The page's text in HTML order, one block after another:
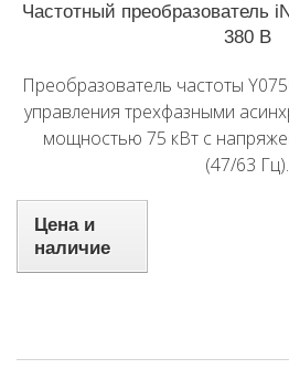
Частотный преобразователь
380 В
Преобразователь частоты
управления трехфазными
мощностью 75 кВт с
(47/63 Гц).
Цена и
наличие